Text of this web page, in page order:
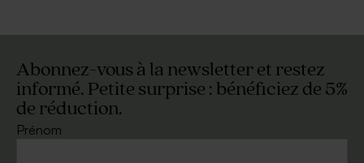
Abonnez-vous à la newsletter et restez
informé. Petite surprise : bénéficiez de 5%
de réduction.
Prénom